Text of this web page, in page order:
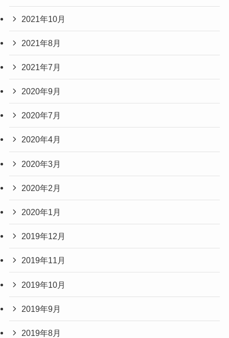
2021年10月
2021年8月
2021年7月
2020年9月
2020年7月
2020年4月
2020年3月
2020年2月
2020年1月
2019年12月
2019年11月
2019年10月
2019年9月
2019年8月